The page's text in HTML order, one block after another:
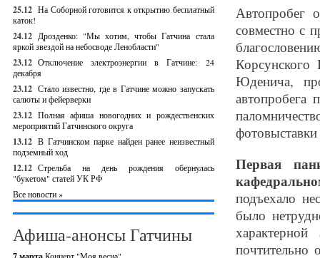
25.12 На Соборной готовится к открытию бесплатный
каток!
24.12 Дрозденко: "Мы хотим, чтобы Гатчина стала
яркой звездой на небосводе Ленобласти"
23.12 Отключение электроэнергии в Гатчине: 24
декабря
23.12 Стало известно, где в Гатчине можно запускать
салюты и фейерверки
23.12 Полная афиша новогодних и рождественских
мероприятий Гатчинского округа
13.12 В Гатчинском парке найден ранее неизвестный
подземный ход
12.12 Стрельба на день рождения обернулась
"букетом" статей УК РФ
Все новости »
Афиша-анонсы Гатчины
Автопробег
совместно с
Юденича,
Первая
подъехало
было
почтительно